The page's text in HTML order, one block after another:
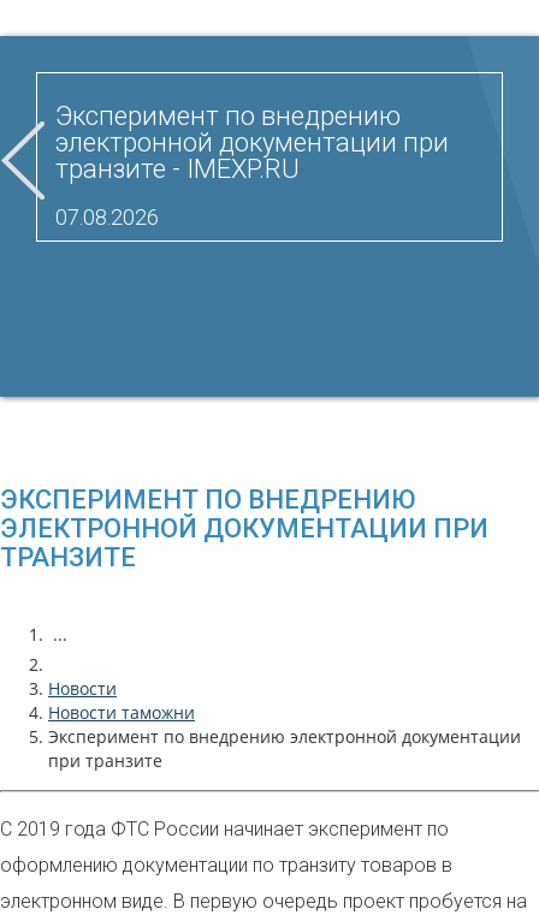
Эксперимент по внедрению
электронной документации при
транзите - IMEXP.RU
07.08.2026
ЭКСПЕРИМЕНТ ПО ВНЕДРЕНИЮ
ЭЛЕКТРОННОЙ ДОКУМЕНТАЦИИ ПРИ
ТРАНЗИТЕ
...
Новости
Новости таможни
Эксперимент по внедрению электронной документации
при транзите
С 2019 года ФТС России начинает эксперимент по
оформлению документации по транзиту товаров в
электронном виде. В первую очередь проект пробуется на